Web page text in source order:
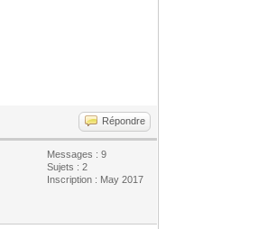
Répondre
Messages : 9
Sujets : 2
Inscription : May 2017